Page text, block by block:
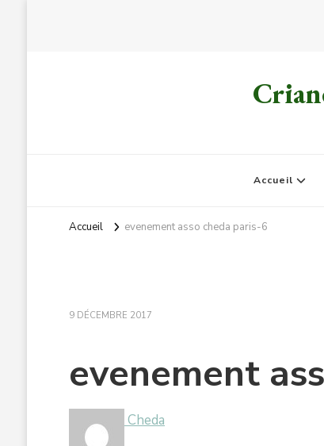
Accueil
Accueil evenement asso cheda paris-6
9 DÉCEMBRE 2017
evenement
Cheda